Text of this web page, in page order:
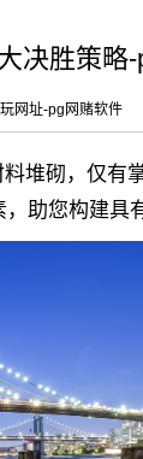
决胜策略
网址-pg网赌软件
砌，仅有
助您构建具